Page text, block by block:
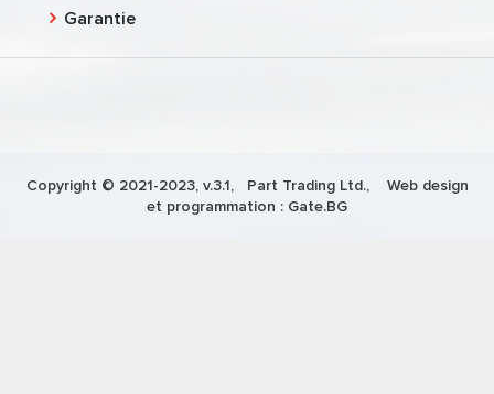
Garantie
Copyright © 2021-2023, v.3.1, Part Trading Ltd., Web design
et programmation : Gate.BG